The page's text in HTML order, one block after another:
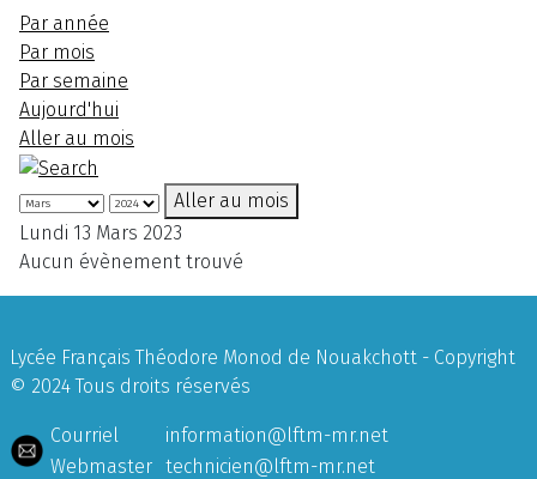
Par année
Par mois
Par semaine
Aujourd'hui
Aller au mois
Aller au mois
Lundi 13 Mars 2023
Aucun évènement trouvé
Lycée Français Théodore Monod de Nouakchott - Copyright
© 2024 Tous droits réservés
Courriel
information@lftm-mr.net
Webmaster technicien@lftm-mr.net